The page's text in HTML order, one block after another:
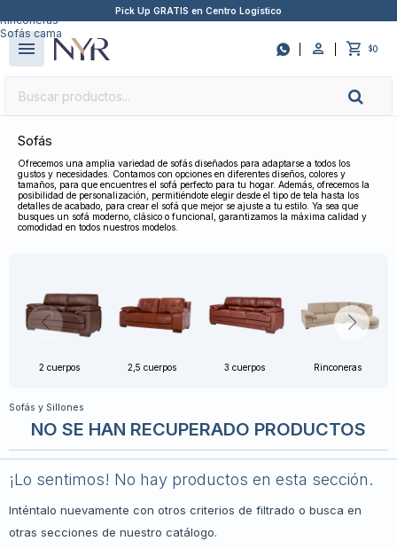
Pick Up GRATIS en Centro Logístico
 $0
menu
Sofás
Ofrecemos una amplia variedad de sofás diseñados para adaptarse a todos los
gustos y necesidades. Contamos con opciones en diferentes diseños, colores y
tamaños, para que encuentres el sofá perfecto para tu hogar. Además, ofrecemos la
posibilidad de personalización, permitiéndote elegir desde el tipo de tela hasta los
detalles de acabado, para crear el sofá que mejor se ajuste a tu estilo. Ya sea que
busques un sofá moderno, clásico o funcional, garantizamos la máxima calidad y
comodidad en todos nuestros modelos.
2 cuerpos 2,5 cuerpos 3 cuerpos Rinconeras
Sofás y Sillones
NO SE HAN RECUPERADO PRODUCTOS
¡Lo sentimos! No hay productos en esta sección.
Inténtalo nuevamente con otros criterios de filtrado o busca en
otras secciones de nuestro catálogo.
Rinconeras
Sofás cama
close